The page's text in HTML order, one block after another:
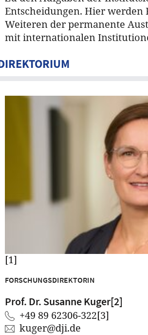
Entscheidungen. Hier
Weiteren der permanente
mit internationalen
[1]
FORSCHUNGSDIREKTORIN
Prof. Dr. Susanne Kuger[2]
+49 89 62306-322[3]
kuger@dji.de